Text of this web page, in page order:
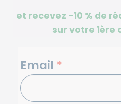
et recevez -10 % de
sur votre 1ère
NEWSLETTERS
Email *